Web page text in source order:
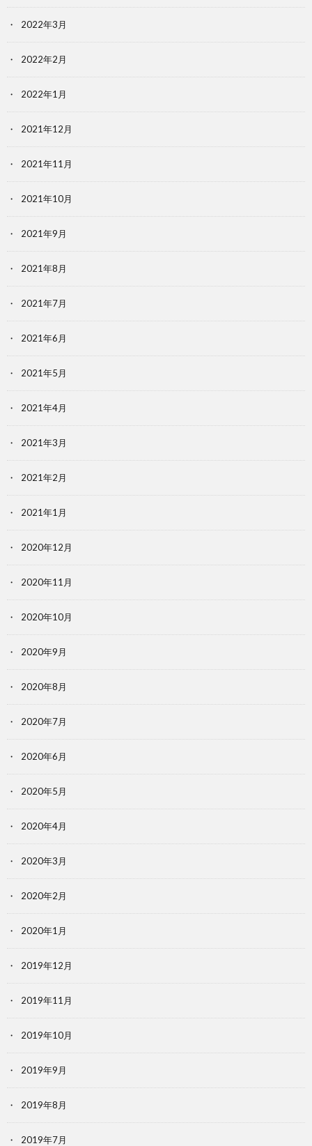
2022年3月
2022年2月
2022年1月
2021年12月
2021年11月
2021年10月
2021年9月
2021年8月
2021年7月
2021年6月
2021年5月
2021年4月
2021年3月
2021年2月
2021年1月
2020年12月
2020年11月
2020年10月
2020年9月
2020年8月
2020年7月
2020年6月
2020年5月
2020年4月
2020年3月
2020年2月
2020年1月
2019年12月
2019年11月
2019年10月
2019年9月
2019年8月
2019年7月